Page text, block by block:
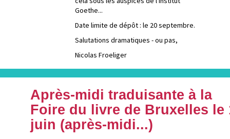
Goethe...
Date limite de dépôt : le 20 septembre.
Salutations dramatiques - ou pas,
Nicolas Froeliger
Après-midi traduisante à la
Foire du livre de Bruxelles le
juin (après-midi...)